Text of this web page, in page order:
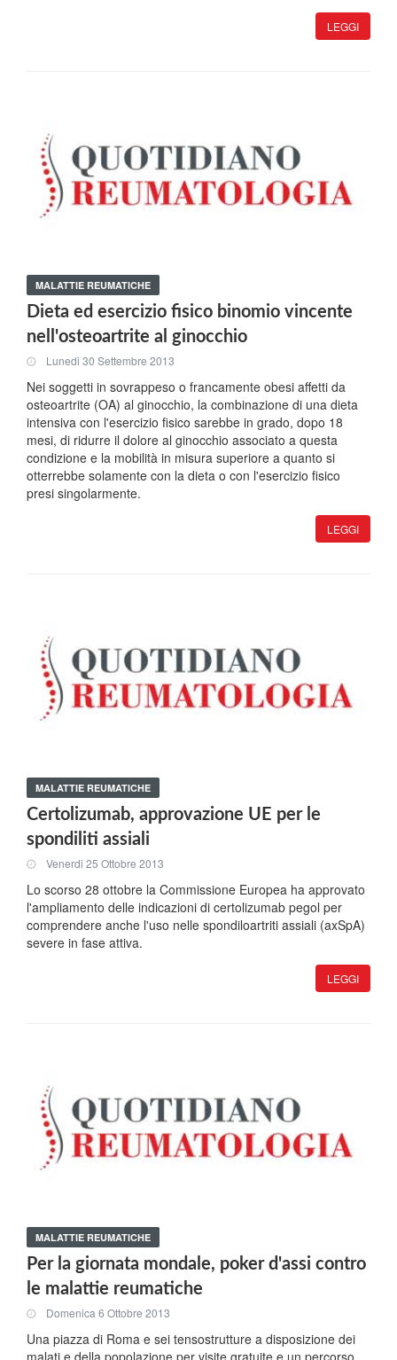
LEGGI
MALATTIE REUMATICHE
Dieta ed esercizio fisico binomio vincente
nell'osteoartrite al ginocchio
Lunedi 30 Settembre 2013
Nei soggetti in sovrappeso o francamente obesi affetti da
osteoartrite (OA) al ginocchio, la combinazione di una dieta
intensiva con l'esercizio fisico sarebbe in grado, dopo 18
mesi, di ridurre il dolore al ginocchio associato a questa
condizione e la mobilità in misura superiore a quanto si
otterrebbe solamente con la dieta o con l'esercizio fisico
presi singolarmente.
LEGGI
MALATTIE REUMATICHE
Certolizumab, approvazione UE per le
spondiliti assiali
Venerdi 25 Ottobre 2013
Lo scorso 28 ottobre la Commissione Europea ha approvato
l'ampliamento delle indicazioni di certolizumab pegol per
comprendere anche l'uso nelle spondiloartriti assiali (axSpA)
severe in fase attiva.
LEGGI
MALATTIE REUMATICHE
Per la giornata mondale, poker d'assi contro
le malattie reumatiche
Domenica 6 Ottobre 2013
Una piazza di Roma e sei tensostrutture a disposizione dei
malati e della popolazione per visite gratuite e un percorso